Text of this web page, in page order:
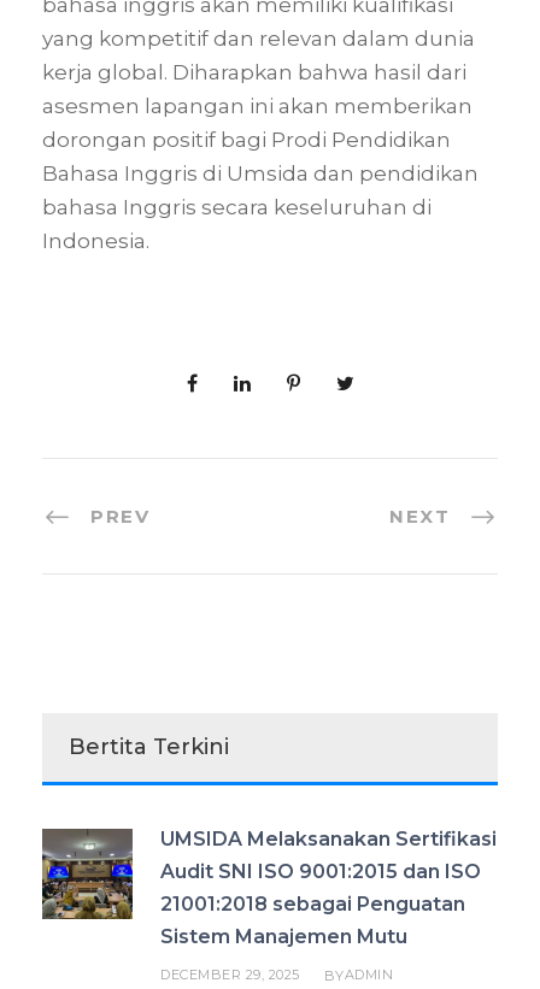
bahasa inggris akan memiliki kualifikasi
yang kompetitif dan relevan dalam dunia
kerja global. Diharapkan bahwa hasil dari
asesmen lapangan ini akan memberikan
dorongan positif bagi Prodi Pendidikan
Bahasa Inggris di Umsida dan pendidikan
bahasa Inggris secara keseluruhan di
Indonesia.
PREV NEXT
Bertita Terkini
UMSIDA Melaksanakan Sertifikasi
Audit SNI ISO 9001:2015 dan ISO
21001:2018 sebagai Penguatan
Sistem Manajemen Mutu
DECEMBER 29, 2025 BYADMIN